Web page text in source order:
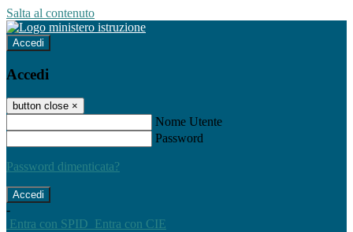
Salta al contenuto
Accedi
Accedi
button close ×
Nome Utente
Password
Password dimenticata?
-
Entra con SPID Entra con CIE